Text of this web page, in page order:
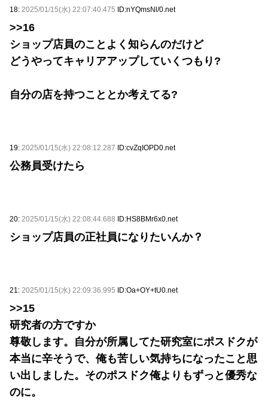
18: 2025/01/15(水) 22:07:40.475 ID:nYQmsNl/0.net
>>16
ショップ店員のことよく知らんのだけど
どうやってキャリアアップしていくつもり?
自分の店を持つこととか考えてる?
19: 2025/01/15(水) 22:08:12.287 ID:cvZqIOPD0.net
公務員受けたら
20: 2025/01/15(水) 22:08:44.688 ID:HS8BMr6x0.net
ショップ店員の正社員になりたいんか？
21: 2025/01/15(水) 22:09:36.995 ID:Oa+OY+tU0.net
>>15
研究者の方ですか
尊敬します。自分が所属してた研究室にポスドクが
本当に辛そうで、俺も苦しい気持ちになったこと思
い出しました。そのポスドク俺よりもずっと優秀な
のに。